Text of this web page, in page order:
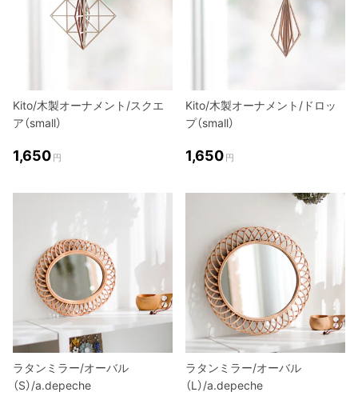
Kito/木製オーナメント/スクエ
ア（small）
1,650 円
Kito/木製オーナメント/ドロッ
プ（small）
1,650 円
ラタンミラー/オーバル
（S）/a.depeche
ラタンミラー/オーバル
（L）/a.depeche